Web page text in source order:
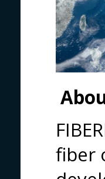
fiber